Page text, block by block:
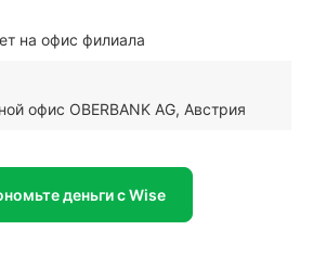
на офис филиала
офис OBERBANK AG, Австрия
деньги с Wise